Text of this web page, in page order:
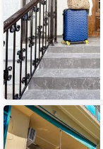
Гостевой
дом
Малахит